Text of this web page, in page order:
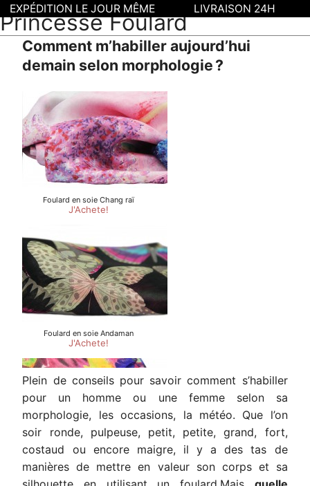
Princesse Foulard
Comment m’habiller aujourd’hui
demain selon morphologie ?
Plein de conseils pour savoir comment s’habiller
pour un homme ou une femme selon sa
morphologie, les occasions, la météo. Que l’on
soir ronde, pulpeuse, petit, petite, grand, fort,
costaud ou encore maigre, il y a des tas de
manières de mettre en valeur son corps et sa
EXPÉDITION LE JOUR MÊME LIVRAISON 24H